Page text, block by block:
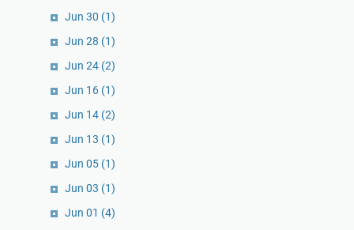
Jun 30 (1)
Jun 28 (1)
Jun 24 (2)
Jun 16 (1)
Jun 14 (2)
Jun 13 (1)
Jun 05 (1)
Jun 03 (1)
Jun 01 (4)